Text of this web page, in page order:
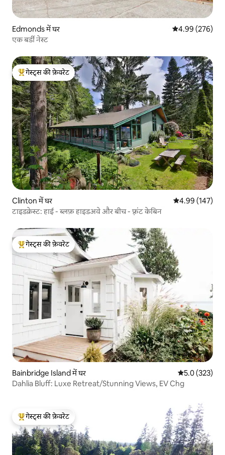
Edmonds में घर औसत रेटिंग 5 में से
4.99 (276)
एक बर्डी नेस्ट
गेस्ट्स का टॉप फ़ेवरेट
गेस्ट्स की फ़ेवरेट
Clinton में घर औसत रेटिंग 5 में से
4.99 (147)
टाइडक्रेस्ट: हाई - ब्लफ़ हाइडअवे और बीच - फ़्रंट केबिन
गेस्ट्स का टॉप फ़ेवरेट
गेस्ट्स की फ़ेवरेट
Bainbridge Island में घर औसत रेटिंग 5 में
5.0 (323)
Dahlia Bluff: Luxe Retreat/Stunning Views, EV Chg
गेस्ट्स का टॉप फ़ेवरेट
गेस्ट्स की फ़ेवरेट